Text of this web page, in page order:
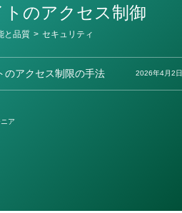
トのアクセス制御
と品質 > セキュリティ
のアクセス制限の手法 2026年4月2日
ア